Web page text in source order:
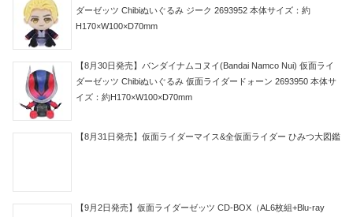
ダーゼッツ Chibiぬいぐるみ ジーク 2693952 本体サイズ：約
H170×W100×D70mm
【8月30日発売】バンダイナムコヌイ(Bandai Namco Nui) 仮面ライ
ダーゼッツ Chibiぬいぐるみ 仮面ライダードォーン 2693950 本体サ
イズ：約H170×W100×D70mm
【8月31日発売】仮面ライダーマイス&全仮面ライダー ひみつ大図鑑
【9月2日発売】仮面ライダーゼッツ CD-BOX（AL6枚組+Blu-ray